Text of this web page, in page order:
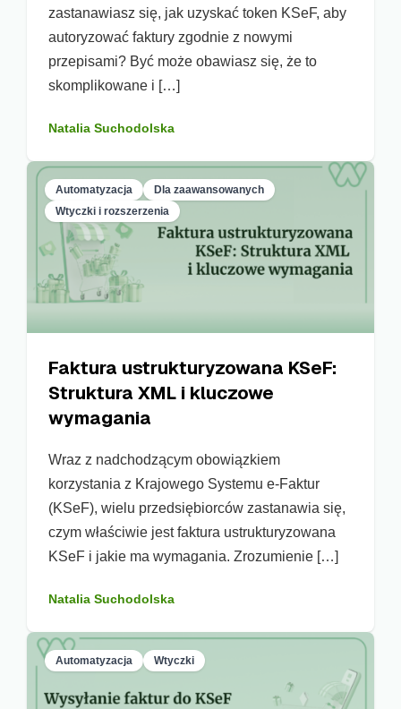
zastanawiasz się, jak uzyskać token KSeF, aby
autoryzować faktury zgodnie z nowymi
przepisami? Być może obawiasz się, że to
skomplikowane i […]
Natalia Suchodolska
Automatyzacja
Dla zaawansowanych
Wtyczki i rozszerzenia
Faktura ustrukturyzowana KSeF:
Struktura XML i kluczowe
wymagania
Wraz z nadchodzącym obowiązkiem
korzystania z Krajowego Systemu e-Faktur
(KSeF), wielu przedsiębiorców zastanawia się,
czym właściwie jest faktura ustrukturyzowana
KSeF i jakie ma wymagania. Zrozumienie […]
Natalia Suchodolska
Automatyzacja Wtyczki